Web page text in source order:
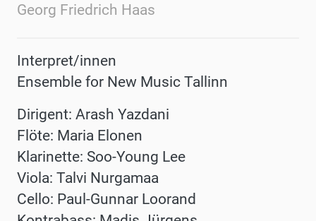
Georg Friedrich Haas
Interpret/innen
Ensemble for New Music Tallinn
Dirigent: Arash Yazdani
Flöte: Maria Elonen
Klarinette: Soo-Young Lee
Viola: Talvi Nurgamaa
Cello: Paul-Gunnar Loorand